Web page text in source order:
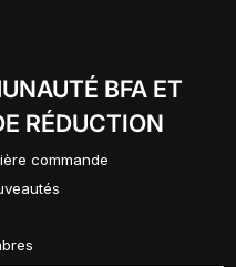
BFA ET
RÉDUCTION
commande